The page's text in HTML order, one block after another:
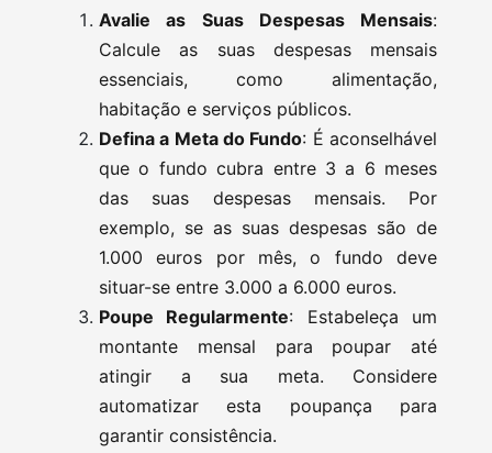
Avalie as Suas Despesas Mensais:
Calcule as suas despesas mensais
essenciais, como alimentação,
habitação e serviços públicos.
Defina a Meta do Fundo: É aconselhável
que o fundo cubra entre 3 a 6 meses
das suas despesas mensais. Por
exemplo, se as suas despesas são de
1.000 euros por mês, o fundo deve
situar-se entre 3.000 a 6.000 euros.
Poupe Regularmente: Estabeleça um
montante mensal para poupar até
atingir a sua meta. Considere
automatizar esta poupança para
garantir consistência.